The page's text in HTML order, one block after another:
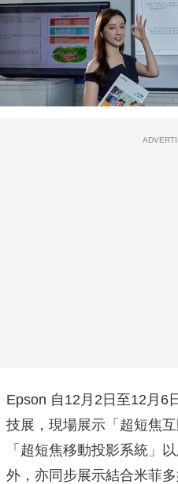
Epson 自12月2日至12月6
技展，現場展示「超短焦
「超短焦移動投影系統」
外，亦同步展示結合米菲